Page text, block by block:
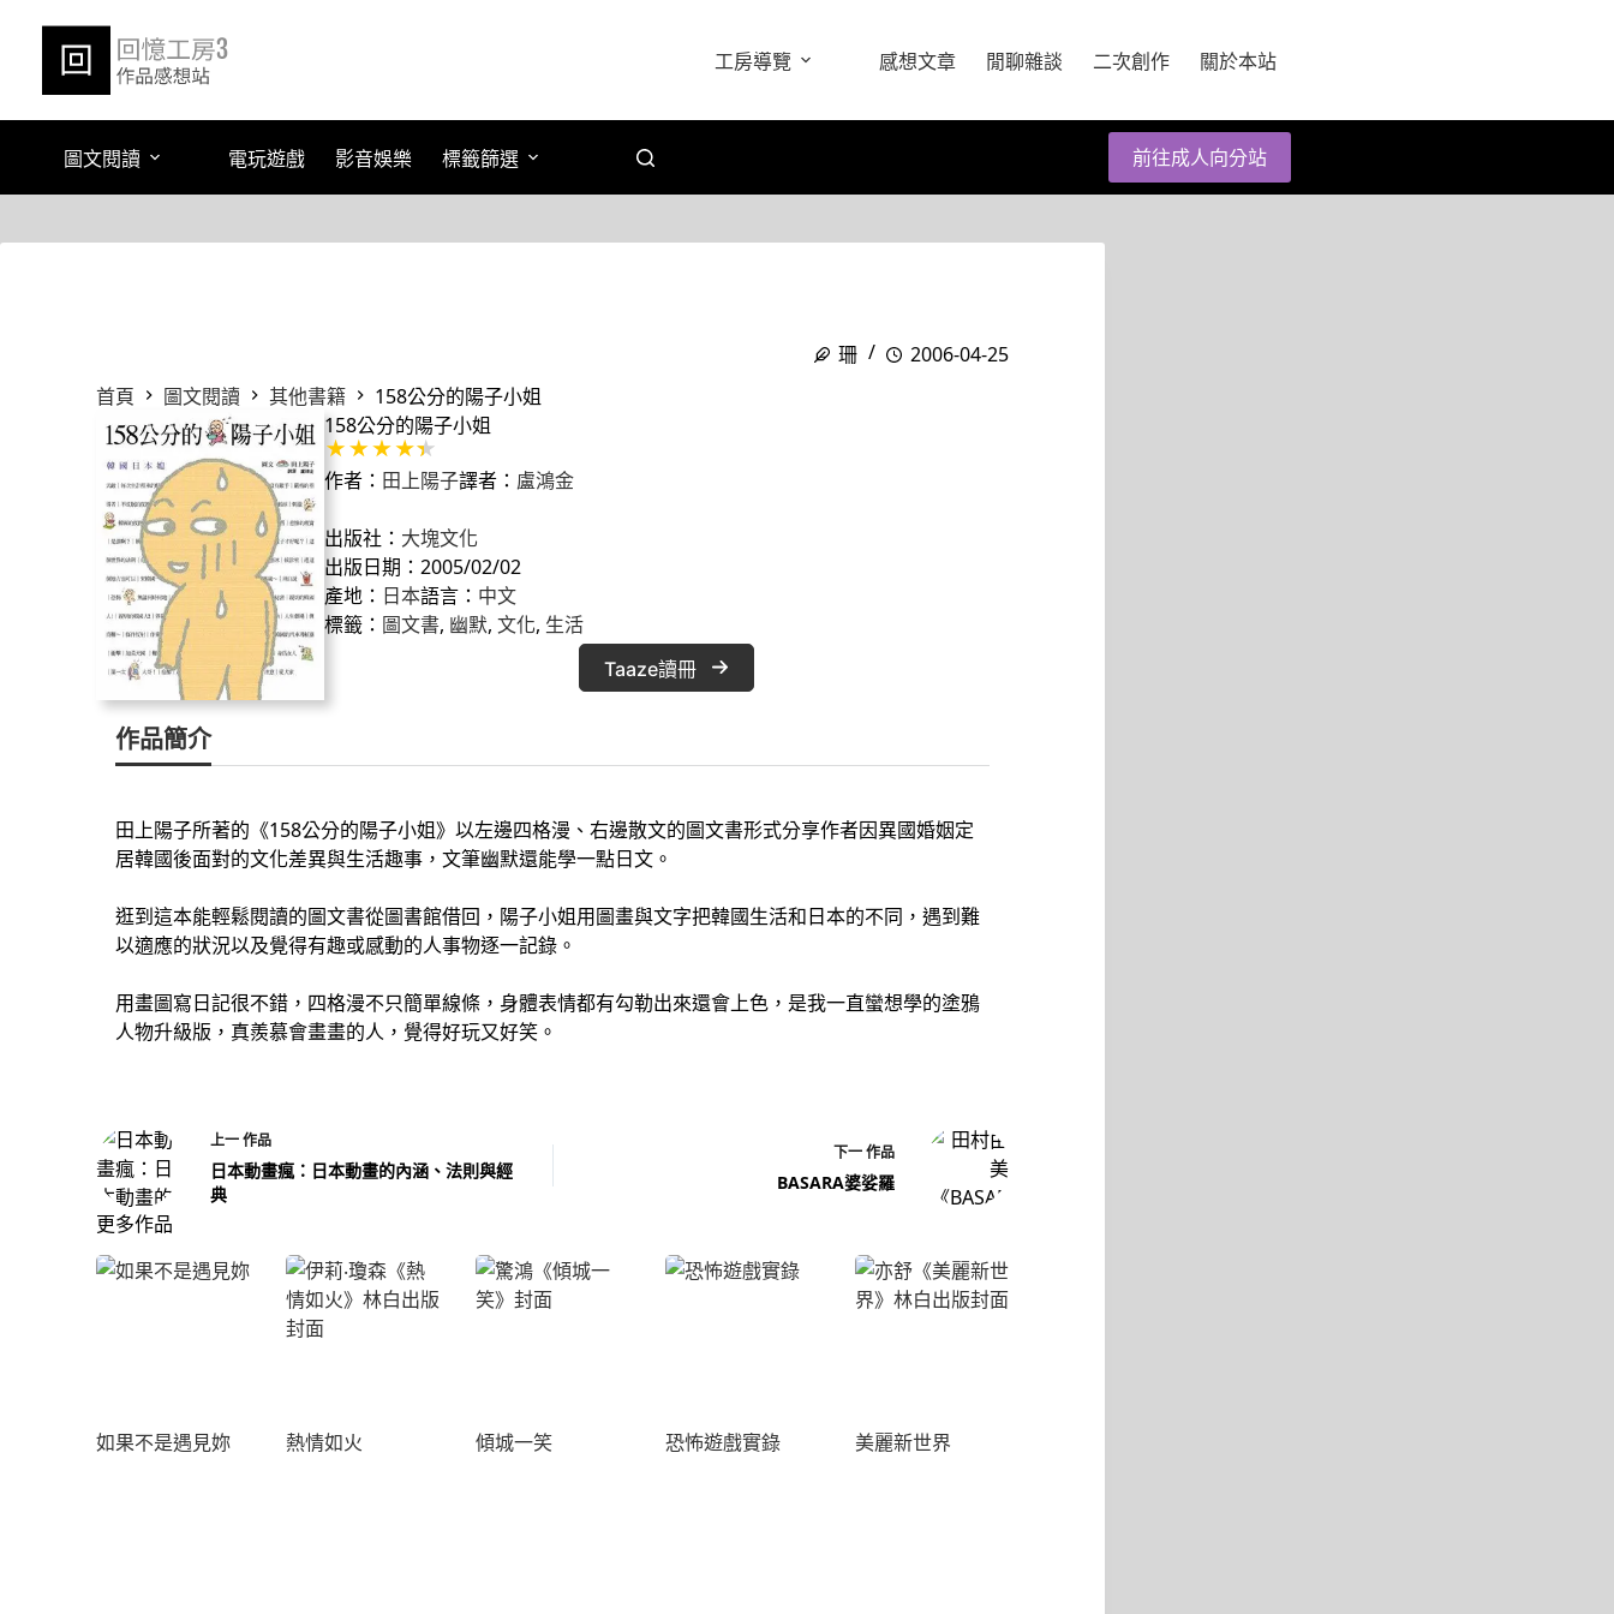
工房導覽 感想文章 閒聊雜談 二次創作 關於本站
圖文閱讀 電玩遊戲 影音娛樂 標籤篩選 前往成人向分站
珊
2006-04-25
首頁
圖文閱讀 其他書籍
158公分的陽子小姐
158公分的陽子小姐
作者： 田上陽子譯者： 盧鴻金
出版社： 大塊文化
出版日期：2005/02/02
產地： 日本語言： 中文
標籤： 圖文書, 幽默, 文化, 生活
Taaze讀冊
作品簡介
田上陽子所著的《158公分的陽子小姐》以左邊四格漫、右邊散文的圖文書形式分享作者因異國婚姻定
居韓國後面對的文化差異與生活趣事，文筆幽默還能學一點日文。
逛到這本能輕鬆閱讀的圖文書從圖書館借回，陽子小姐用圖畫與文字把韓國生活和日本的不同，遇到難
以適應的狀況以及覺得有趣或感動的人事物逐一記錄。
用畫圖寫日記很不錯，四格漫不只簡單線條，身體表情都有勾勒出來還會上色，是我一直蠻想學的塗鴉
人物升級版，真羨慕會畫畫的人，覺得好玩又好笑。
上一作品
日本動畫瘋：日本動畫的內涵、法則與經
典
下一作品
BASARA婆娑羅
更多作品
如果不是遇見妳 熱情如火 傾城一笑 恐怖遊戲實錄 美麗新世界